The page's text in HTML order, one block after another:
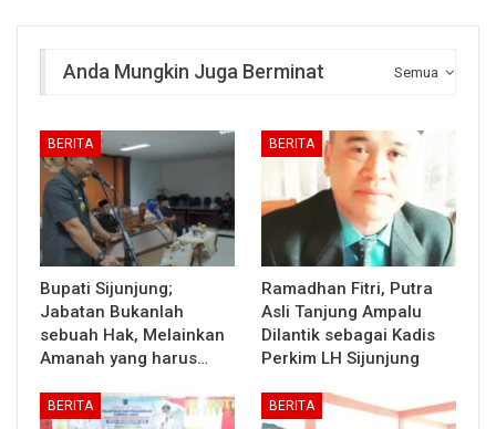
Semua
Anda Mungkin Juga Berminat
BERITA
Bupati Sijunjung;
Jabatan Bukanlah
sebuah Hak, Melainkan
Amanah yang harus…
BERITA
Ramadhan Fitri, Putra
Asli Tanjung Ampalu
Dilantik sebagai Kadis
Perkim LH Sijunjung
BERITA BERITA